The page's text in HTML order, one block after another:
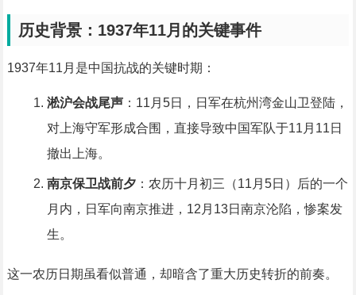
历史背景：1937年11月的关键事件
1937年11月是中国抗战的关键时期：
淞沪会战尾声：11月5日，日军在杭州湾金山卫登陆，
对上海守军形成合围，直接导致中国军队于11月11日
撤出上海。
南京保卫战前夕：农历十月初三（11月5日）后的一个
月内，日军向南京推进，12月13日南京沦陷，惨案发
生。
这一农历日期虽看似普通，却暗含了重大历史转折的前奏。